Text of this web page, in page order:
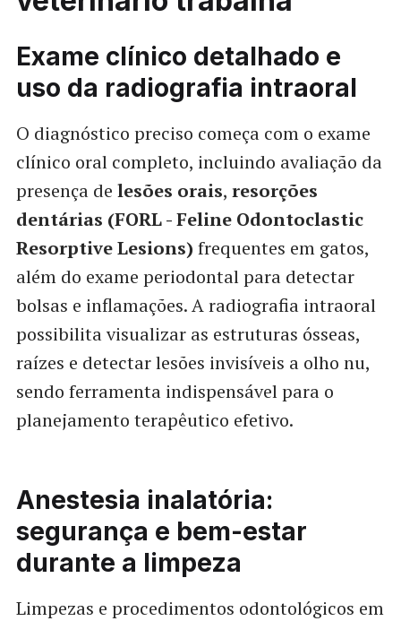
Exame clínico detalhado e
uso da radiografia intraoral
O diagnóstico preciso começa com o exame
clínico oral completo, incluindo avaliação da
presença de lesões orais, resorções
dentárias (FORL - Feline Odontoclastic
Resorptive Lesions) frequentes em gatos,
além do exame periodontal para detectar
bolsas e inflamações. A radiografia intraoral
possibilita visualizar as estruturas ósseas,
raízes e detectar lesões invisíveis a olho nu,
sendo ferramenta indispensável para o
planejamento terapêutico efetivo.
Anestesia inalatória:
segurança e bem-estar
durante a limpeza
Limpezas e procedimentos odontológicos em